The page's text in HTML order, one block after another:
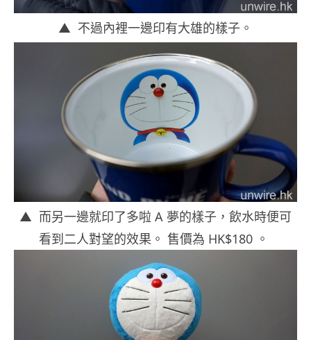
▲ 不過內裡一邊印有大雄的樣子。
▲ 而另一邊就印了多啦 A 夢的樣子，飲水時便可
看到二人對望的效果。 售價為 HK$180 。